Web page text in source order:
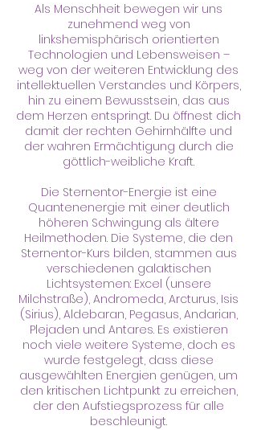
Als Menschheit bewegen wir uns
zunehmend weg von
linkshemisphärisch orientierten
Technologien und Lebensweisen –
weg von der weiteren Entwicklung des
intellektuellen Verstandes und Körpers,
hin zu einem Bewusstsein, das aus
dem Herzen entspringt. Du öffnest dich
damit der rechten Gehirnhälfte und
der wahren Ermächtigung durch die
göttlich-weibliche Kraft.
Die Sternentor-Energie ist eine
Quantenenergie mit einer deutlich
höheren Schwingung als ältere
Heilmethoden. Die Systeme, die den
Sternentor-Kurs bilden, stammen aus
verschiedenen galaktischen
Lichtsystemen: Excel (unsere
Milchstraße), Andromeda, Arcturus, Isis
(Sirius), Aldebaran, Pegasus, Andarian,
Plejaden und Antares. Es existieren
noch viele weitere Systeme, doch es
wurde festgelegt, dass diese
ausgewählten Energien genügen, um
den kritischen Lichtpunkt zu erreichen,
der den Aufstiegsprozess für alle
beschleunigt.